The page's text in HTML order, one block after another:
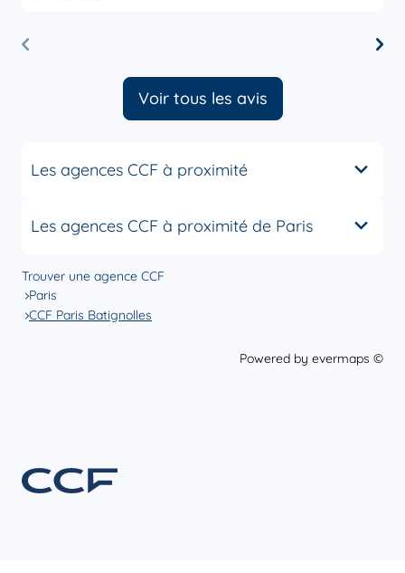
Voir tous les avis
Les agences CCF à proximité
Les agences CCF à proximité de Paris
Trouver une agence CCF
Paris
CCF Paris Batignolles
Powered by evermaps ©